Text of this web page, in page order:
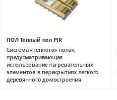
ПОЛ Теплый пол PIR
Система «теплого» пола»,
предусматривающая
использование нагревательных
элементов в перекрытиях легкого
деревянного домостроения